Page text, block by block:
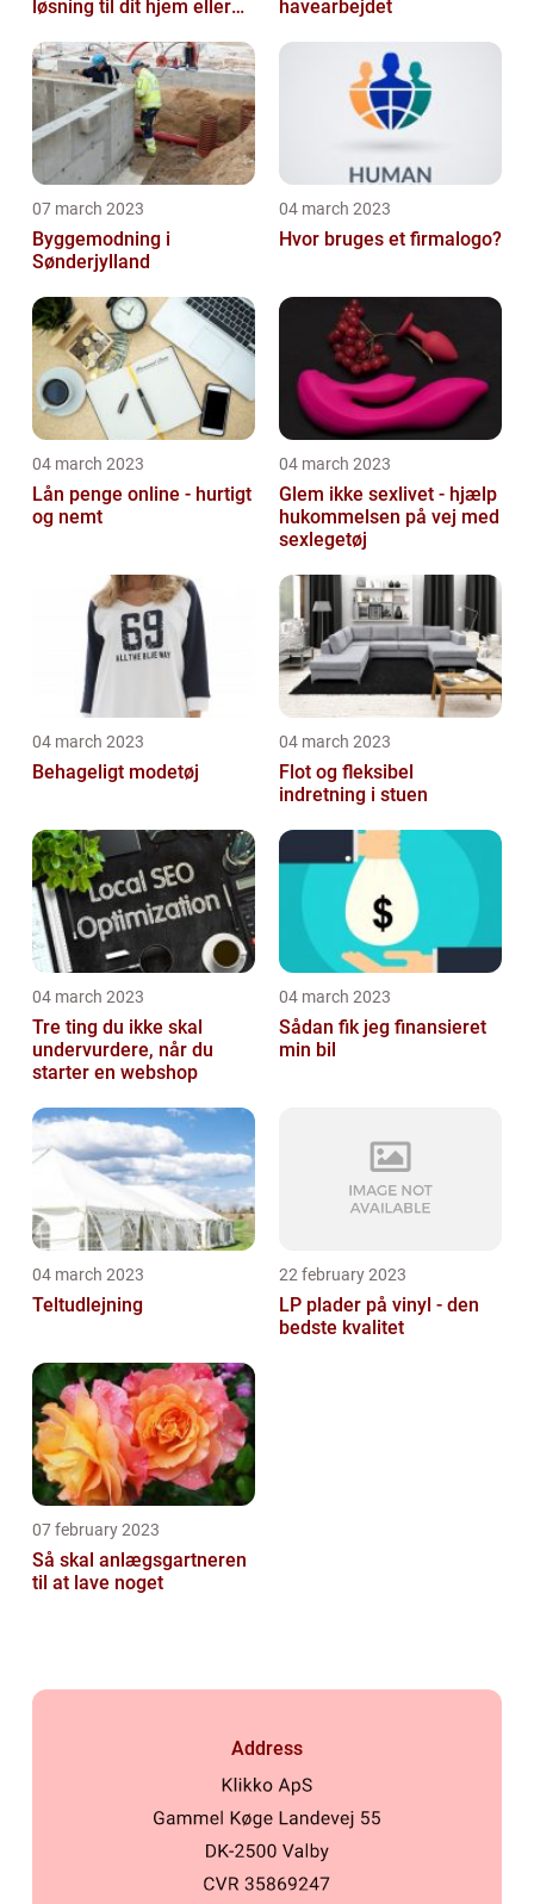
løsning til dit hjem eller
havearbejdet
07 march 2023
Byggemodning i
Sønderjylland
04 march 2023
Hvor bruges et firmalogo?
04 march 2023
Lån penge online - hurtigt
og nemt
04 march 2023
Glem ikke sexlivet - hjælp
hukommelsen på vej med
sexlegetøj
04 march 2023
Behageligt modetøj
04 march 2023
Flot og fleksibel
indretning i stuen
04 march 2023
Tre ting du ikke skal
undervurdere, når du
starter en webshop
04 march 2023
Sådan fik jeg finansieret
min bil
04 march 2023
Teltudlejning
22 february 2023
LP plader på vinyl - den
bedste kvalitet
07 february 2023
Så skal anlægsgartneren
til at lave noget
Address